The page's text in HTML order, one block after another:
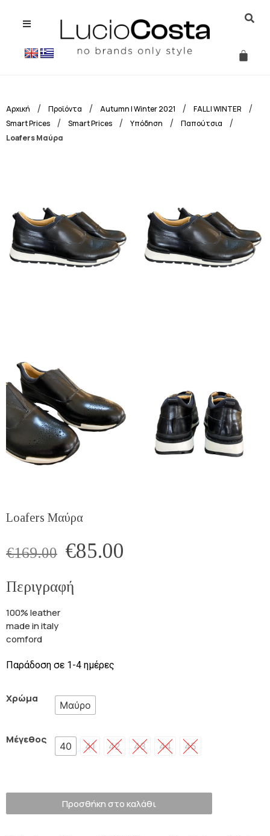
Αρχική / Προϊόντα / Autumn | Winter 2021 / FALL | WINTER /
Smart Prices / Smart Prices / Υπόδηση / Παπούτσια /
Loafers Μαύρα
Loafers Μαύρα
€169.00 €85.00
Περιγραφή
100% leather
made in italy
comford
Παράδοση σε 1-4 ημέρες
Χρώμα
Μαύρο
Μέγεθος
40 41 42 43 44 45
Προσθήκη στο καλάθι